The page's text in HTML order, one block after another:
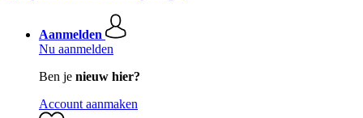
Aanmelden
Nu aanmelden
Ben je nieuw hier?
Account aanmaken